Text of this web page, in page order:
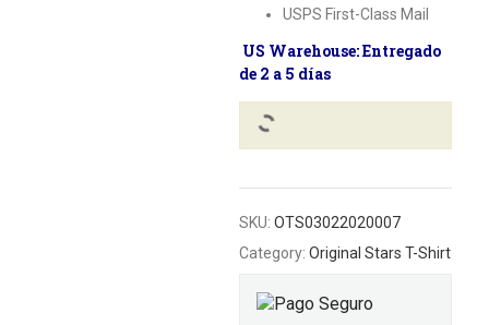
USPS First-Class Mail
US Warehouse: Entregado
de 2 a 5 días
SKU: OTS03022020007
Category: Original Stars T-Shirt